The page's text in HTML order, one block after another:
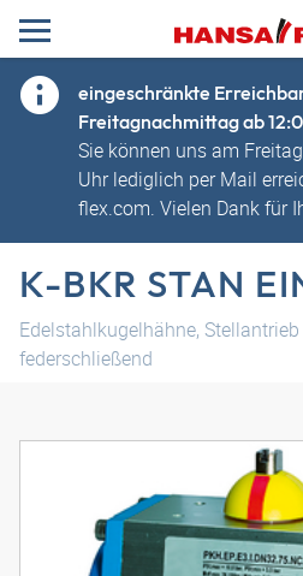
eingeschränkte
Freitagnachmittag ab
Sie können uns am
Uhr lediglich per Mail
flex.com. Vielen Dank für
K-BKR STAN
Edelstahlkugelhähne,
federschließend